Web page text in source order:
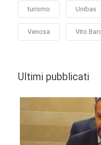
turismo Unibas
Venosa Vito
Ultimi pubblicati